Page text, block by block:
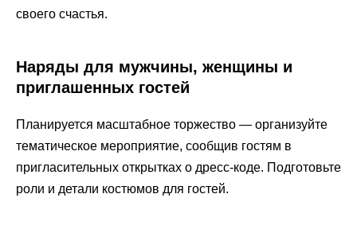
своего счастья.
Наряды для мужчины, женщины и
приглашенных гостей
Планируется масштабное торжество — организуйте
тематическое мероприятие, сообщив гостям в
пригласительных открытках о дресс-коде. Подготовьте
роли и детали костюмов для гостей.